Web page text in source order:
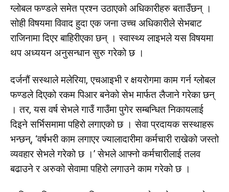
ग्लोबल फण्डले समेत प्रश्न उठाएको अधिकारीहरु बताउँछन् ।
सोही विषयमा विवाद हुदा एक जना उच्च अधिकारीले सेभबाट
राजिनामा दिएर बाहिरीएका छन् । स्वास्थ्य लाइभले यस विषयमा
थप अध्ययन अनुसन्धान सुरु गरेको छ ।
दर्जनौं सस्थाले मलेरिया, एचआइभी र क्षयरोगमा काम गर्न ग्लोबल
फण्डले दिएको रकम पिआर बनेको सेभ मार्फत लैजाने गरेका छन्
। तर, यस वर्ष सेभले गाउँ गाउँमा पुगेर सम्बन्धित निकायलाई
दिइने सर्भिसमामा पहिरो लगाएको छ । सेवा प्रदायक सस्थाहरू
भन्छन्, ‘वर्षभरी काम लगाएर ज्यालादारीमा कर्मचारी राखेको जस्तो
व्यवहार सेभले गरेको छ ।’ सेभले आफ्नो कर्मचारीलाई तलव
बढाउने र अरुको सेवामा पहिरो लगाउने काम गरेको छ ।